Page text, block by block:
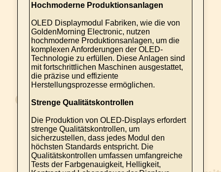
Hochmoderne Produktionsanlagen
OLED Displaymodul Fabriken, wie die von
GoldenMorning Electronic, nutzen
hochmoderne Produktionsanlagen, um die
komplexen Anforderungen der OLED-
Technologie zu erfüllen. Diese Anlagen sind
mit fortschrittlichen Maschinen ausgestattet,
die präzise und effiziente
Herstellungsprozesse ermöglichen.
Strenge Qualitätskontrollen
Die Produktion von OLED-Displays erfordert
strenge Qualitätskontrollen, um
sicherzustellen, dass jedes Modul den
höchsten Standards entspricht. Die
Qualitätskontrollen umfassen umfangreiche
Tests der Farbgenauigkeit, Helligkeit,